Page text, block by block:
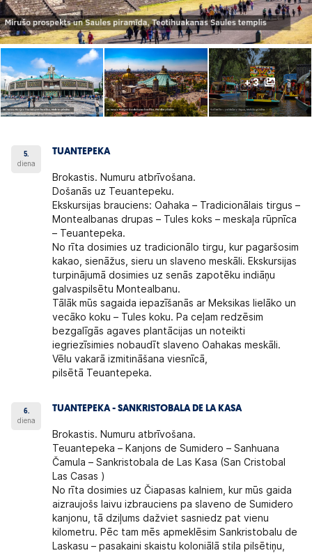
+ 3
5.
diena
TUANTEPEKA
Brokastis. Numuru atbrīvošana.
Došanās uz Teuantepeku.
Ekskursijas brauciens: Oahaka – Tradicionālais tirgus –
Montealbanas drupas – Tules koks – meskaļa rūpnīca
– Teuantepeka.
No rīta dosimies uz tradicionālo tirgu, kur pagaršosim
kakao, sienāžus, sieru un slaveno meskāli. Ekskursijas
turpinājumā dosimies uz senās zapotēku indiāņu
galvaspilsētu Montealbanu.
Tālāk mūs sagaida iepazīšanās ar Meksikas lielāko un
vecāko koku – Tules koku. Pa ceļam redzēsim
bezgalīgās agaves plantācijas un noteikti
iegriezīsimies nobaudīt slaveno Oahakas meskāli.
Vēlu vakarā izmitināšana viesnīcā,
pilsētā Teuantepeka.
6.
diena
TUANTEPEKA - SANKRISTOBALA DE LA KASA
Brokastis. Numuru atbrīvošana.
Teuantepeka – Kanjons de Sumidero – Sanhuana
Čamula – Sankristobala de Las Kasa (San Cristobal
Las Casas )
No rīta dosimies uz Čiapasas kalniem, kur mūs gaida
aizraujošs laivu izbrauciens pa slaveno de Sumidero
kanjonu, tā dziļums dažviet sasniedz pat vienu
kilometru. Pēc tam mēs apmeklēsim Sankristobalu de
Laskasu – pasakaini skaistu koloniālā stila pilsētiņu,